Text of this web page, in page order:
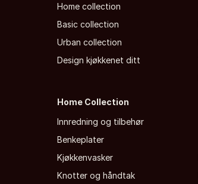
Home collection
Basic collection
Urban collection
Design kjøkkenet ditt
Home Collection
Innredning og tilbehør
Benkeplater
Kjøkkenvasker
Knotter og håndtak